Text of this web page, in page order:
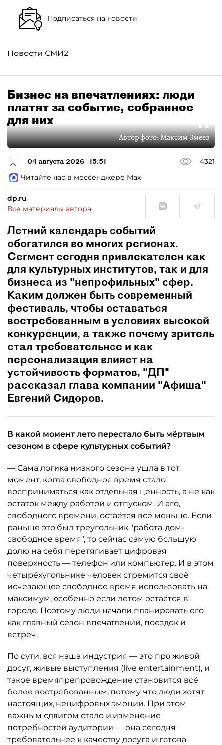
Подписаться на новости
Новости СМИ2
Бизнес на впечатлениях: люди
платят за событие, собранное
для них
Автор фото:Максим Змеев
04 августа 2026 15:51
4321
Читайте нас в мессенджере Max
dp.ru
Все материалы автора
Летний календарь событий
обогатился во многих регионах.
Сегмент сегодня привлекателен как
для культурных институтов, так и для
бизнеса из "непрофильных" сфер.
Каким должен быть современный
фестиваль, чтобы оставаться
востребованным в условиях высокой
конкуренции, а также почему зритель
стал требовательнее и как
персонализация влияет на
устойчивость форматов, "ДП"
рассказал глава компании "Афиша"
Евгений Сидоров.
В какой момент лето перестало быть мёртвым
сезоном в сфере культурных событий?
— Сама логика низкого сезона ушла в тот
момент, когда свободное время стало
восприниматься как отдельная ценность, а не как
остаток между работой и отпуском. И его,
свободного времени, остаётся всё меньше. Если
раньше это был треугольник "работа-дом-
свободное время", то сейчас самую большую
долю на себя перетягивает цифровая
поверхность — телефон или компьютер. И в этом
четырёхугольнике человек стремится своё
исчезающее свободное время использовать на
максимум, особенно если летом остаётся в
городе. Поэтому люди начали планировать его
как главный сезон впечатлений, поездок и
встреч.
По сути, вся наша индустрия — это про живой
досуг, живые выступления (live entertainment), и
такое времяпрепровождение становится всё
более востребованным, потому что люди хотят
настоящих, нецифровых эмоций. При этом
важным сдвигом стало и изменение
потребностей аудитории — она сегодня
требовательнее к качеству досуга и готова